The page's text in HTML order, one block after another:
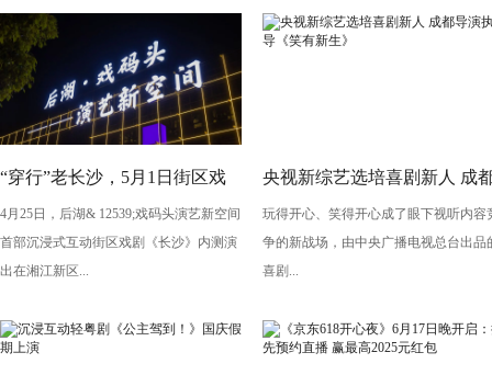
“穿行”老长沙，5月1日街区戏
剧《长沙》将亮相“后湖・戏码
头”
4月25日，后湖& 12539;戏码头演艺新空间
首部沉浸式互动街区戏剧《长沙》内测演
出在湘江新区...
央视新综艺选培喜剧新人 成
导演执导《笑有新生》
玩得开心、笑得开心成了眼下视听内容
争的新战场，由中央广播电视总台出品
喜剧...